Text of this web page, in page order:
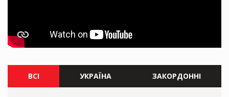
ВСІ УКРАЇНА ЗАКОРДОННІ